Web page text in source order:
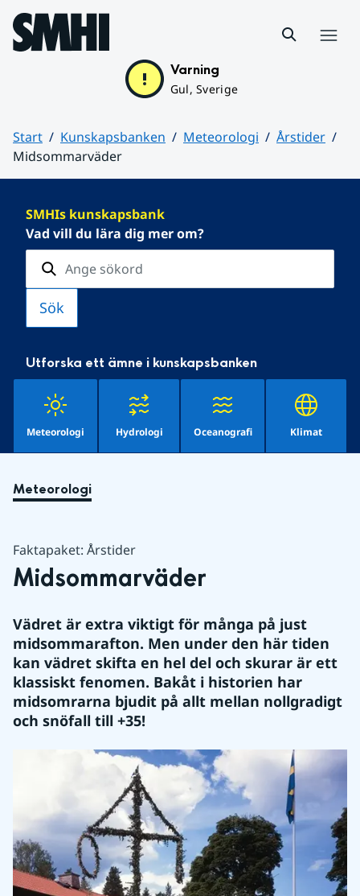
Hoppa till sidans innehåll
Varning
Gul, Sverige
Start Kunskapsbanken Meteorologi
Årstider
Midsommarväder
SMHIs kunskapsbank
Vad vill du lära dig mer om?
Utforska ett ämne i kunskapsbanken
Meteorologi Hydrologi Oceanografi Klimat
Meteorologi
Faktapaket: Årstider
Midsommarväder
Vädret är extra viktigt för många på just
midsommarafton. Men under den här tiden
kan vädret skifta en hel del och skurar är ett
klassiskt fenomen. Bakåt i historien har
midsomrarna bjudit på allt mellan nollgradigt
och snöfall till +35!